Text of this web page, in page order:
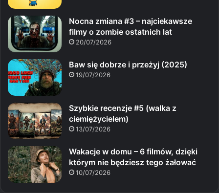
Nocna zmiana #3 – najciekawsze
filmy o zombie ostatnich lat
20/07/2026
Baw się dobrze i przeżyj (2025)
19/07/2026
Szybkie recenzje #5 (walka z
ciemiężycielem)
13/07/2026
Wakacje w domu – 6 filmów, dzięki
którym nie będziesz tego żałować
10/07/2026